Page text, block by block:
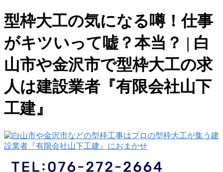
型枠大工の気になる噂！仕事
がキツいって嘘？本当？ | 白
山市や金沢市で型枠大工の求
人は建設業者『有限会社山下
工建』